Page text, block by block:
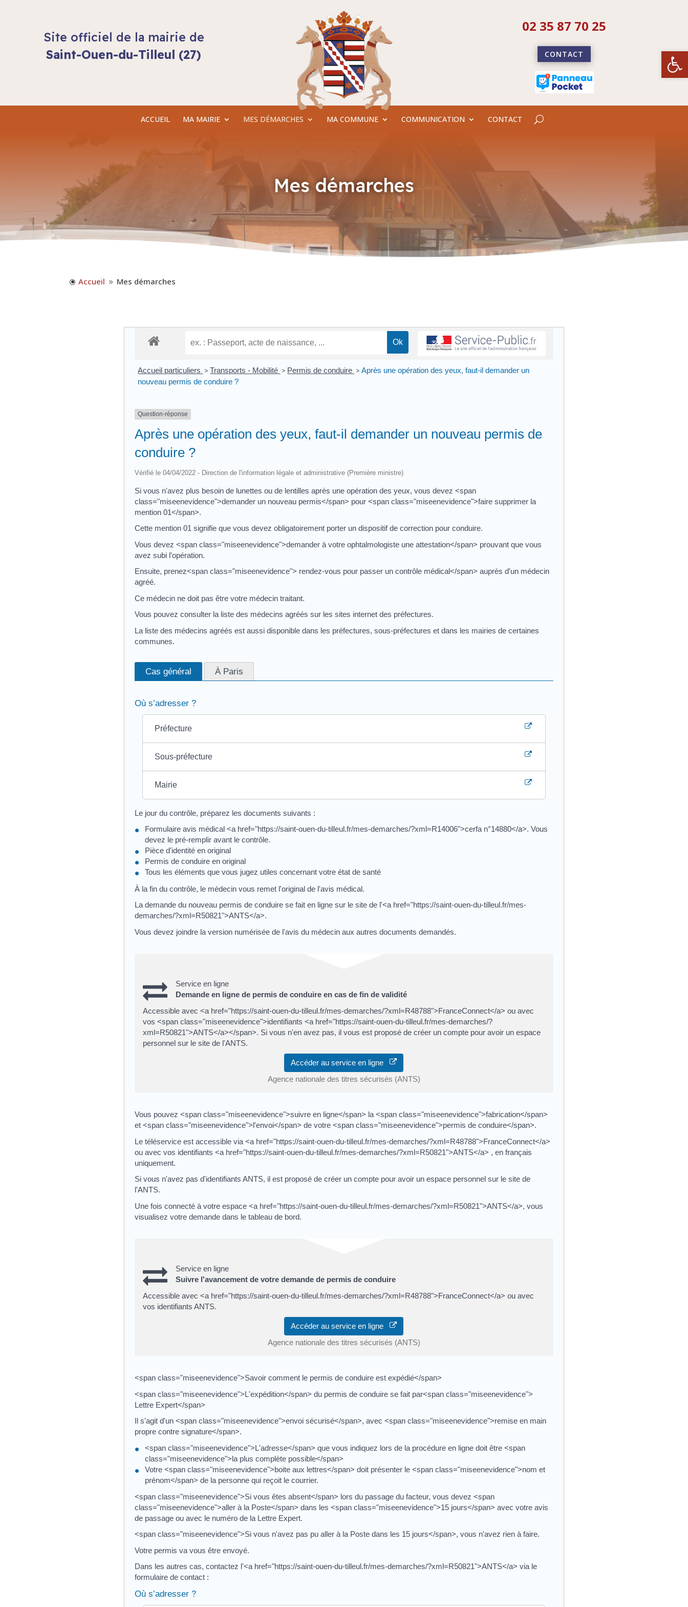
Ouvrir
Site officiel de la mairie de
Saint-Ouen-du-Tilleul (27)
02 35 87 70 25
CONTACT
ACCUEIL MA MAIRIE MES DÉMARCHES MA COMMUNE COMMUNICATION CONTACT
Mes démarches
\ Accueil 9 Mes démarches
Accueil particuliers > Transports - Mobilité > Permis de conduire > Après une opération des yeux, faut-il demander un
nouveau permis de conduire ?
Question-réponse
Après une opération des yeux, faut-il demander un nouveau permis de
conduire ?
Vérifié le 04/04/2022 - Direction de l'information légale et administrative (Première ministre)
Si vous n'avez plus besoin de lunettes ou de lentilles après une opération des yeux, vous devez <span
class="miseenevidence">demander un nouveau permis</span> pour <span class="miseenevidence">faire supprimer la
mention 01</span>.
Cette mention 01 signifie que vous devez obligatoirement porter un dispositif de correction pour conduire.
Vous devez <span class="miseenevidence">demander à votre ophtalmologiste une attestation</span> prouvant que vous
avez subi l'opération.
Ensuite, prenez<span class="miseenevidence"> rendez-vous pour passer un contrôle médical</span> auprès d'un médecin
agréé.
Ce médecin ne doit pas être votre médecin traitant.
Vous pouvez consulter la liste des médecins agréés sur les sites internet des préfectures.
La liste des médecins agréés est aussi disponible dans les préfectures, sous-préfectures et dans les mairies de certaines
communes.
Cas général À Paris
Où s’adresser ?
Préfecture
Sous-préfecture
Mairie
Le jour du contrôle, préparez les documents suivants :
Formulaire avis médical <a href="https://saint-ouen-du-tilleul.fr/mes-demarches/?xml=R14006">cerfa n°14880</a>. Vous
devez le pré-remplir avant le contrôle.
Pièce d'identité en original
Permis de conduire en original
Tous les éléments que vous jugez utiles concernant votre état de santé
À la fin du contrôle, le médecin vous remet l'original de l'avis médical.
La demande du nouveau permis de conduire se fait en ligne sur le site de l'<a href="https://saint-ouen-du-tilleul.fr/mes-
demarches/?xml=R50821">ANTS</a>.
Vous devez joindre la version numérisée de l'avis du médecin aux autres documents demandés.
Service en ligne
Demande en ligne de permis de conduire en cas de fin de validité
Accessible avec <a href="https://saint-ouen-du-tilleul.fr/mes-demarches/?xml=R48788">FranceConnect</a> ou avec
vos <span class="miseenevidence">identifiants <a href="https://saint-ouen-du-tilleul.fr/mes-demarches/?
xml=R50821">ANTS</a></span>. Si vous n'en avez pas, il vous est proposé de créer un compte pour avoir un espace
personnel sur le site de l'ANTS.
Accéder au service en ligne
Agence nationale des titres sécurisés (ANTS)
Vous pouvez <span class="miseenevidence">suivre en ligne</span> la <span class="miseenevidence">fabrication</span>
et <span class="miseenevidence">l'envoi</span> de votre <span class="miseenevidence">permis de conduire</span>.
Le téléservice est accessible via <a href="https://saint-ouen-du-tilleul.fr/mes-demarches/?xml=R48788">FranceConnect</a>
ou avec vos identifiants <a href="https://saint-ouen-du-tilleul.fr/mes-demarches/?xml=R50821">ANTS</a> , en français
uniquement.
Si vous n'avez pas d'identifiants ANTS, il est proposé de créer un compte pour avoir un espace personnel sur le site de
l'ANTS.
Une fois connecté à votre espace <a href="https://saint-ouen-du-tilleul.fr/mes-demarches/?xml=R50821">ANTS</a>, vous
visualisez votre demande dans le tableau de bord.
Service en ligne
Suivre l'avancement de votre demande de permis de conduire
Accessible avec <a href="https://saint-ouen-du-tilleul.fr/mes-demarches/?xml=R48788">FranceConnect</a> ou avec
vos identifiants ANTS.
Accéder au service en ligne
Agence nationale des titres sécurisés (ANTS)
<span class="miseenevidence">Savoir comment le permis de conduire est expédié</span>
<span class="miseenevidence">L'expédition</span> du permis de conduire se fait par<span class="miseenevidence">
Lettre Expert</span>
Il s'agit d'un <span class="miseenevidence">envoi sécurisé</span>, avec <span class="miseenevidence">remise en main
propre contre signature</span>.
<span class="miseenevidence">L'adresse</span> que vous indiquez lors de la procédure en ligne doit être <span
class="miseenevidence">la plus complète possible</span>
Votre <span class="miseenevidence">boite aux lettres</span> doit présenter le <span class="miseenevidence">nom et
prénom</span> de la personne qui reçoit le courrier.
<span class="miseenevidence">Si vous êtes absent</span> lors du passage du facteur, vous devez <span
class="miseenevidence">aller à la Poste</span> dans les <span class="miseenevidence">15 jours</span> avec votre avis
de passage ou avec le numéro de la Lettre Expert.
<span class="miseenevidence">Si vous n'avez pas pu aller à la Poste dans les 15 jours</span>, vous n'avez rien à faire.
Votre permis va vous être envoyé.
Dans les autres cas, contactez l'<a href="https://saint-ouen-du-tilleul.fr/mes-demarches/?xml=R50821">ANTS</a> via le
formulaire de contact :
Où s’adresser ?